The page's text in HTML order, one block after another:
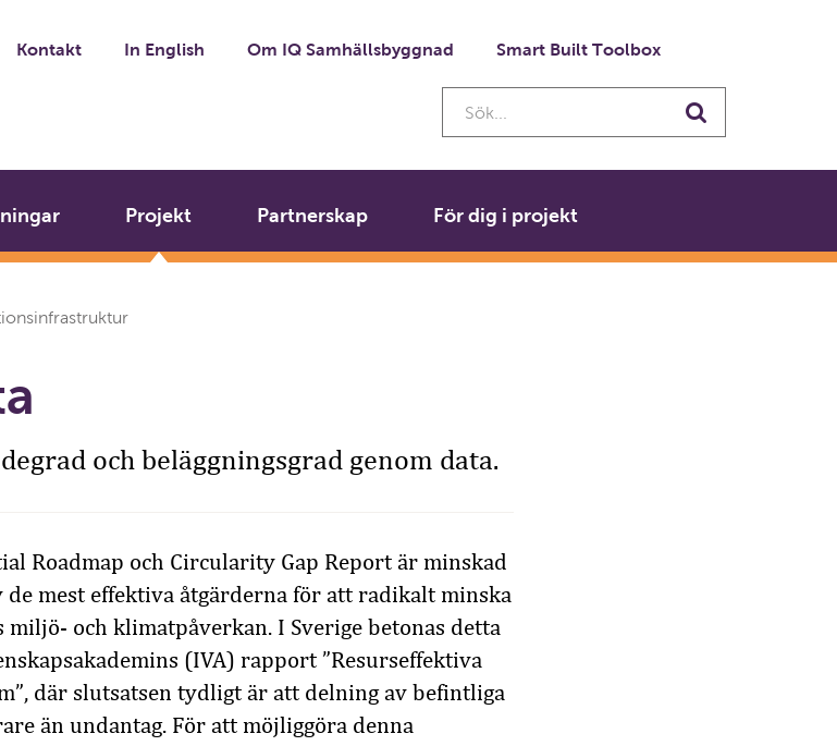
Kontakt In English Om IQ Samhällsbyggnad Smart Built Toolbox
Sök
Projekt Partnerskap För dig i projekt
och beläggningsgrad genom data.
Roadmap och Circularity Gap Report är minskad
mest effektiva åtgärderna för att radikalt minska
miljö- och klimatpåverkan. I Sverige betonas detta
(IVA) rapport ”Resurseffektiva
där slutsatsen tydligt är att delning av befintliga
än undantag. För att möjliggöra denna